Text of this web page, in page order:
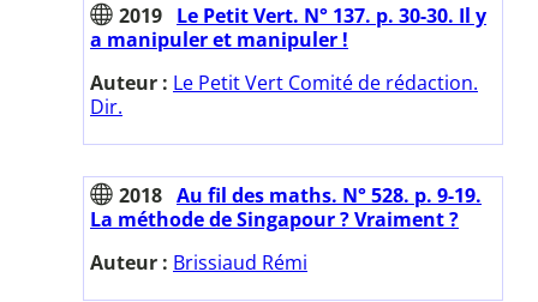
2019 Le Petit Vert. N° 137. p. 30-30. Il y
a manipuler et manipuler !
Auteur : Le Petit Vert Comité de rédaction.
Dir.
2018 Au fil des maths. N° 528. p. 9-19.
La méthode de Singapour ? Vraiment ?
Auteur : Brissiaud Rémi